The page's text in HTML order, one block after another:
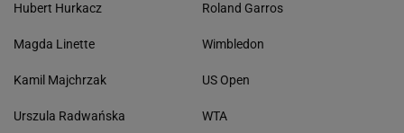
Hubert Hurkacz
Magda Linette
Kamil Majchrzak
Urszula Radwańska
Roland Garros
Wimbledon
US Open
WTA